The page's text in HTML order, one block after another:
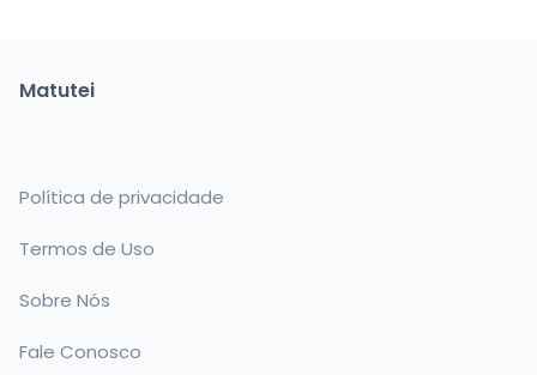
Matutei
Política de privacidade
Termos de Uso
Sobre Nós
Fale Conosco